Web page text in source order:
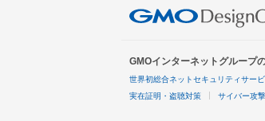
GMOインターネットグループ
世界初総合ネットセキュリティサー
実在証明・盗聴対策 サイバー攻